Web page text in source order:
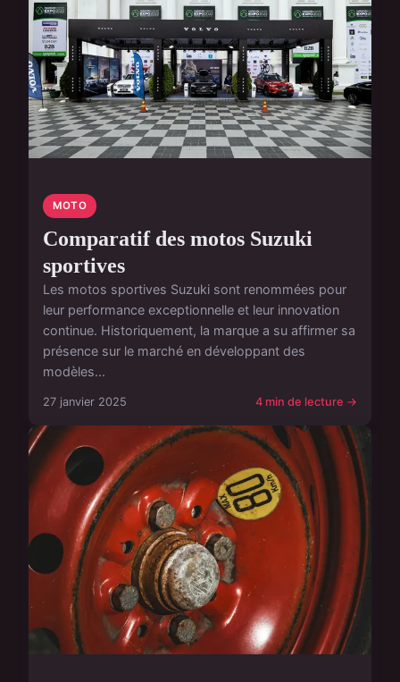
MOTO
Comparatif des motos Suzuki
sportives
Les motos sportives Suzuki sont renommées pour
leur performance exceptionnelle et leur innovation
continue. Historiquement, la marque a su affirmer sa
présence sur le marché en développant des
modèles...
27 janvier 2025 4 min de lecture →